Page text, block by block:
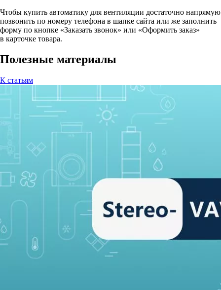
Чтобы купить автоматику для вентиляции достаточно напрямую
позвонить по номеру телефона в шапке сайта или же заполнить
форму по кнопке «Заказать звонок» или «Оформить заказ»
в карточке товара.
Полезные материалы
К статьям